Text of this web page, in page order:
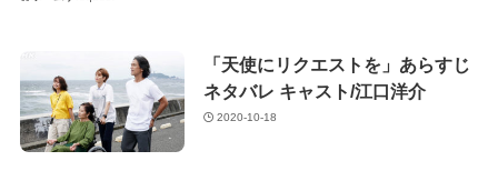
「天使にリクエストを」あらすじ
ネタバレ キャスト/江口洋介
2020-10-18